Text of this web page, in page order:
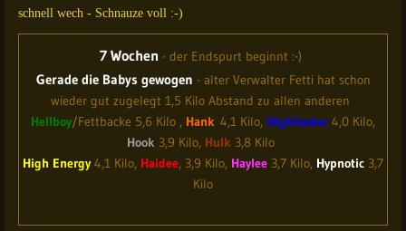
schnell wech - Schnauze voll :-)
7 Wochen - der Endspurt beginnt :-)
Gerade die Babys gewogen - alter Verwalter Fetti hat schon
wieder gut zugelegt 1,5 Kilo Abstand zu allen anderen
Hellboy/Fettbacke 5,6 Kilo , Hank 4,1 Kilo, Highlander4,0 Kilo,
Hook 3,9 Kilo, Hulk 3,8 Kilo
High Energy4,1 Kilo, Haidee, 3,9 Kilo, Haylee 3,7 Kilo, Hypnotic 3,7
Kilo